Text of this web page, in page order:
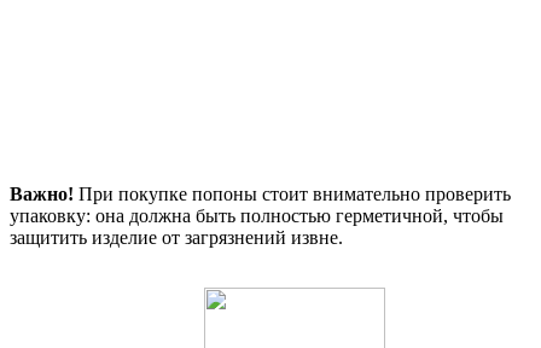
Важно! При покупке попоны стоит внимательно проверить
упаковку: она должна быть полностью герметичной, чтобы
защитить изделие от загрязнений извне.